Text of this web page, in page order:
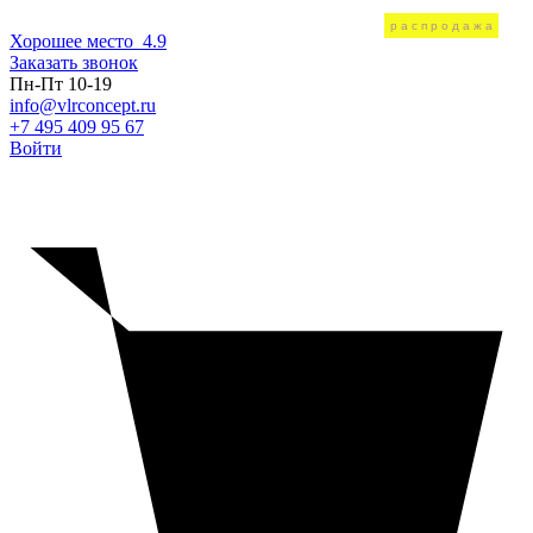
Хорошее место 4.9
Заказать звонок
Пн-Пт 10-19
info@vlrconcept.ru
+7 495 409 95 67
Войти
распродажа
распродажа
распродажа
распродажа
распродажа
распродажа